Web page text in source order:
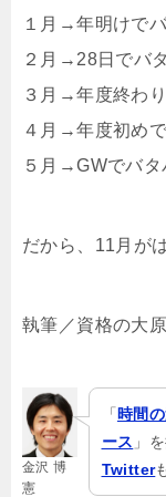
１月→年明けで
２月→28日でバ
３月→年度終わ
４月→年度初め
５月→GWでバタ
だから、11月が
執筆／資格の大
金沢 博
憲
「 時間
ース 」
Twitter